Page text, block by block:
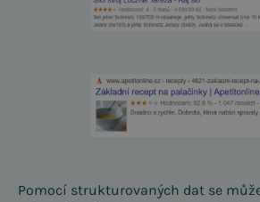
Pomocí strukturovaných dat se